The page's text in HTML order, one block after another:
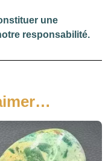
une
responsabilité.